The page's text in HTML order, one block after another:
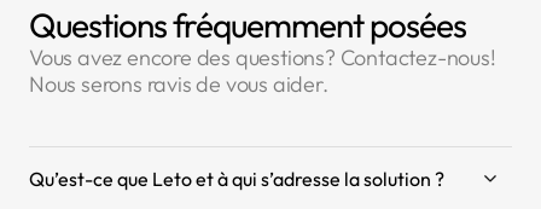
Questions fréquemment posées
Vous avez encore des questions? Contactez-nous!
Nous serons ravis de vous aider.
Qu’est-ce que Leto et à qui s’adresse la solution ?